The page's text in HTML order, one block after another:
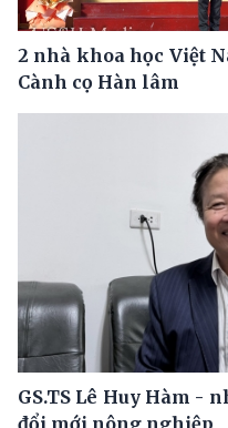
2 nhà khoa học Việt
Cành cọ Hàn lâm
GS.TS Lê Huy Hàm -
đổi mới nông nghiệp